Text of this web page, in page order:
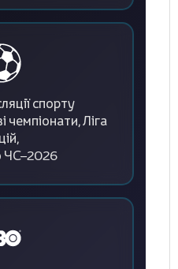
спорту
чемпіонати, Ліга
ЧС–2026